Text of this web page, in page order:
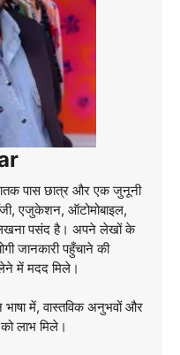
पास छात्र और एक जुनूनी
एजुकेशन, ऑटोमोबाइल,
पसंद है। अपने लेखों के
जानकारी पहुँचाने की
में मदद मिले।
में, वास्तविक अनुभवों और
लाभ मिले।